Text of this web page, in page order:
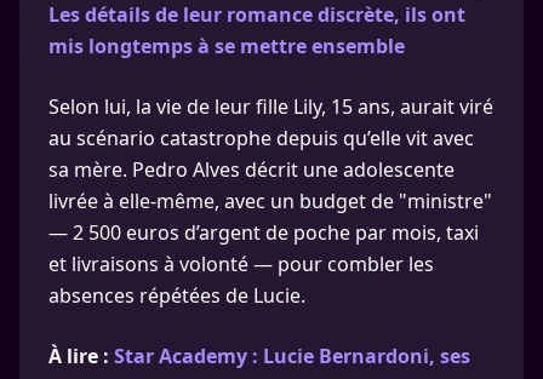
Les détails de leur romance discrète, ils ont
mis longtemps à se mettre ensemble
Selon lui, la vie de leur fille Lily, 15 ans, aurait viré
au scénario catastrophe depuis qu’elle vit avec
sa mère. Pedro Alves décrit une adolescente
livrée à elle-même, avec un budget de "ministre"
— 2 500 euros d’argent de poche par mois, taxi
et livraisons à volonté — pour combler les
absences répétées de Lucie.
À lire : Star Academy : Lucie Bernardoni, ses